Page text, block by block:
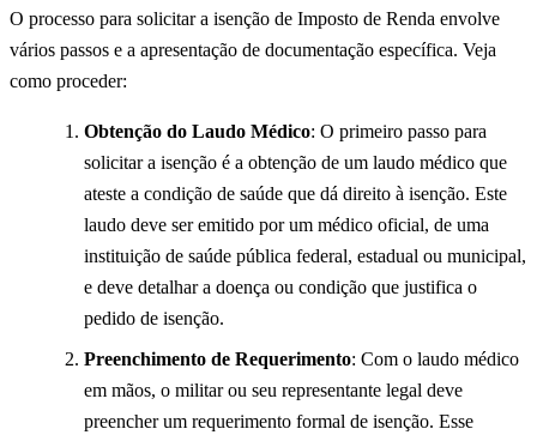
O processo para solicitar a isenção de Imposto de Renda envolve
vários passos e a apresentação de documentação específica. Veja
como proceder:
Obtenção do Laudo Médico: O primeiro passo para
solicitar a isenção é a obtenção de um laudo médico que
ateste a condição de saúde que dá direito à isenção. Este
laudo deve ser emitido por um médico oficial, de uma
instituição de saúde pública federal, estadual ou municipal,
e deve detalhar a doença ou condição que justifica o
pedido de isenção.
Preenchimento de Requerimento: Com o laudo médico
em mãos, o militar ou seu representante legal deve
preencher um requerimento formal de isenção. Esse